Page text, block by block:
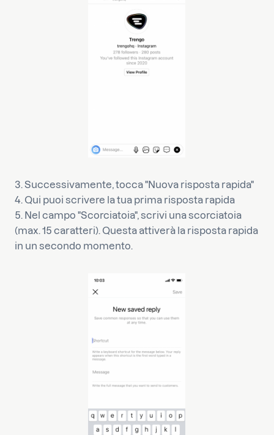
3. Successivamente, tocca "Nuova risposta rapida"
4. Qui puoi scrivere la tua prima risposta rapida
5. Nel campo "Scorciatoia", scrivi una scorciatoia
(max. 15 caratteri). Questa attiverà la risposta rapida
in un secondo momento.